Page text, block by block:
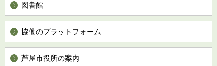
図書館
協働のプラットフォーム
芦屋市役所の案内